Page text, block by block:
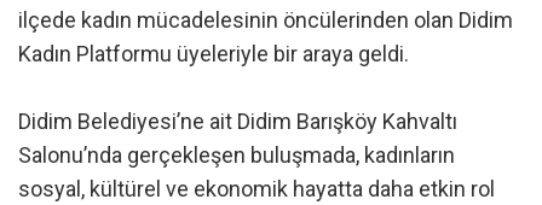
ilçede kadın mücadelesinin öncülerinden olan Didim
Kadın Platformu üyeleriyle bir araya geldi.
Didim Belediyesi’ne ait Didim Barışköy Kahvaltı
Salonu’nda gerçekleşen buluşmada, kadınların
sosyal, kültürel ve ekonomik hayatta daha etkin rol